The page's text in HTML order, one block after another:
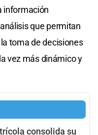
información
que permitan
toma de decisiones
vez más dinámico y
consolida su